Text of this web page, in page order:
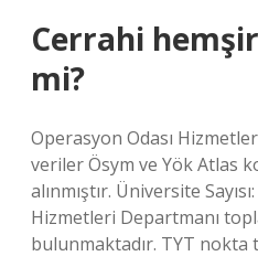
Cerrahi
mi?
Operasyon Odası
veriler Ösym ve Yök Atlas
alınmıştır. Üniversite
Hizmetleri Departmanı
bulunmaktadır. TYT nokta